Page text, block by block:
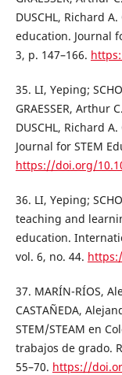
DUSCHL, Richard
education. Journal
3, p. 147–166.
35. LI, Yeping;
GRAESSER, Arthur
DUSCHL, Richard
Journal for STEM
https://doi.org/
36. LI, Yeping;
teaching and
education.
vol. 6, no. 44.
37. MARÍN-RÍOS,
CASTAÑEDA,
STEM/STEAM en
trabajos de grado.
55–70. https://